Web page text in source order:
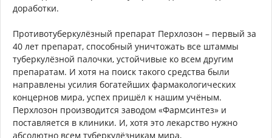
доработки.
Противотуберкулёзный препарат Перхлозон – первый за
40 лет препарат, способный уничтожать все штаммы
туберкулёзной палочки, устойчивые ко всем другим
препаратам. И хотя на поиск такого средства были
направлены усилия богатейших фармакологических
концернов мира, успех пришёл к нашим учёным.
Перхлозон производится заводом «Фармсинтез» и
поставляется в клиники. И, хотя это лекарство нужно
абсолютно всем туберкулёзникам мира,